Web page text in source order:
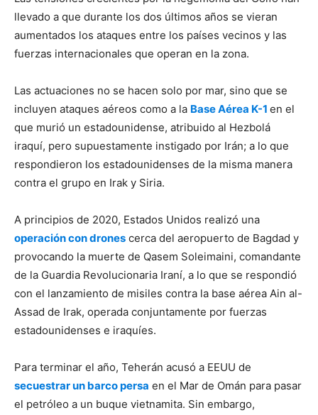
llevado a que durante los dos últimos años se vieran
aumentados los ataques entre los países vecinos y las
fuerzas internacionales que operan en la zona.
Las actuaciones no se hacen solo por mar, sino que se
incluyen ataques aéreos como a la Base Aérea K-1 en el
que murió un estadounidense, atribuido al Hezbolá
iraquí, pero supuestamente instigado por Irán; a lo que
respondieron los estadounidenses de la misma manera
contra el grupo en Irak y Siria.
A principios de 2020, Estados Unidos realizó una
operación con drones cerca del aeropuerto de Bagdad y
provocando la muerte de Qasem Soleimaini, comandante
de la Guardia Revolucionaria Iraní, a lo que se respondió
con el lanzamiento de misiles contra la base aérea Ain al-
Assad de Irak, operada conjuntamente por fuerzas
estadounidenses e iraquíes.
Para terminar el año, Teherán acusó a EEUU de
secuestrar un barco persa en el Mar de Omán para pasar
el petróleo a un buque vietnamita. Sin embargo,